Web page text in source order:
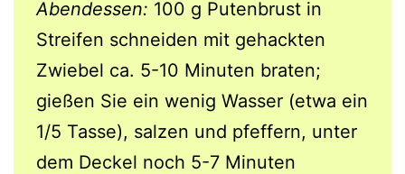
Abendessen: 100 g Putenbrust in
Streifen schneiden mit gehackten
Zwiebel ca. 5-10 Minuten braten;
gießen Sie ein wenig Wasser (etwa ein
1/5 Tasse), salzen und pfeffern, unter
dem Deckel noch 5-7 Minuten